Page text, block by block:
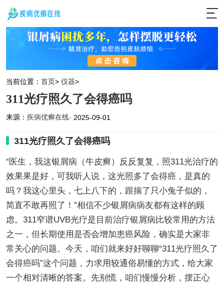
当前位置： 首页> 仪器>
311光疗照久了会得癌吗
来源： 疾病优癣在线· 2025-09-01
311光疗照久了会得癌吗
“医生，我这银屑病（牛皮癣）反反复复，照311光治疗的
效果果是好，可我听人说，这光照多了会得癌，是真的
吗？我这心里头，七上八下的，跟揣了只小兔子似的，
简直不敢再照了！”相信不少银屑病病友都有这样的顾
虑。311窄谱UVB光疗是目前治疗银屑病比较常用的方法
之一，但长期使用是否会增加患癌风险，确实是大家非
常关心的问题。今天，咱们就来好好聊聊“311光疗照久了
会得癌吗”这个问题，力求用较通俗易懂的方式，给大家
一个相对清晰的答案。先别慌，咱们慢慢分析，摆正心